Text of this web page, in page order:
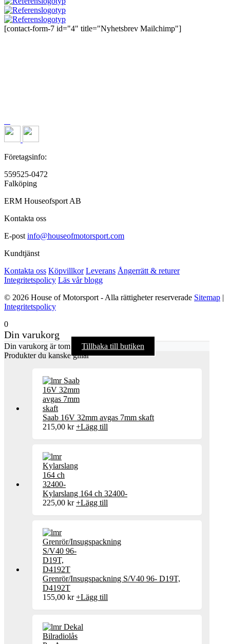
[contact-form-7 id="4" title="Nyhetsbrev Mailchimp"]
Företagsinfo:
559525-0472
Falköping
ERM Houseofsport AB
Kontakta oss
E-post info@houseofmotorsport.com
Kundtjänst
Kontakta oss Köpvillkor Leverans Ångerrätt & returer
Integritetspolicy Läs vår blogg
© 2026 House of Motorsport - Alla rättigheter reserverade Sitemap |
Integritetspolicy
0
Din varukorg
Din varukorg är tom
Tillbaka till butiken
Produkter du kanske gillar
Saab 16V 32mm avgas 7mm skaft
215,00 kr +Lägg till
Kylarslang 164 ch 32400-
225,00 kr +Lägg till
Grenrör/Insugspackning S/V40 96- D19T,
D4192T
155,00 kr +Lägg till